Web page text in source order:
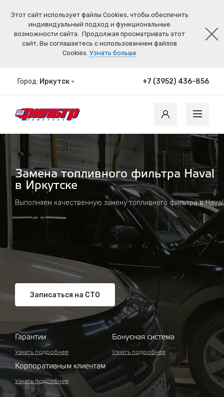
Этот сайт использует файлы Cookies, чтобы обеспечить
индивидуальный подход и функциональные
возможности сайта. Продолжая просматривать этот
сайт, Вы соглашаетесь с использованием файлов
Cookies. Узнать больше
Город: Иркутск +7 (3952) 436-856
Замена топливного фильтра Haval
в Иркутске
Выполняем качественную замену топливного фильтра в Haval
Записаться на СТО
Гарантии
Узнать подробнее
Бонусная система
Узнать подробнее
Корпоративным клиентам
Узнать подробнее